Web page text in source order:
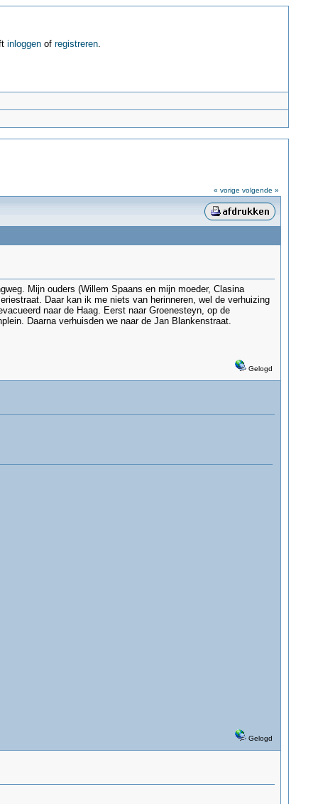
inloggenof registreren.
« vorige volgende »
Mijn ouders (Willem Spaans en mijn moeder, Clasina
Daar kan ik me niets van herinneren, wel de verhuizing
naar de Haag. Eerst naar Groenesteyn, op de
Daarna verhuisden we naar de Jan Blankenstraat.
Gelogd
Gelogd